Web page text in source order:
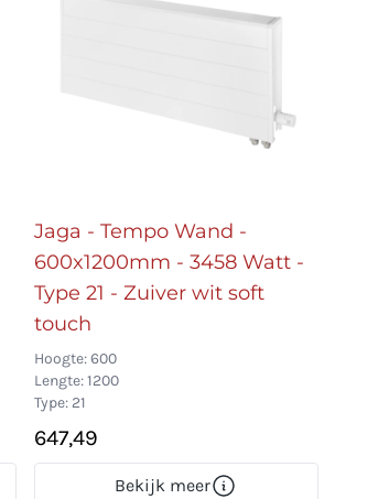
Jaga - Tempo Wand -
600x1200mm - 3458 Watt -
Type 21 - Zuiver wit soft
touch
Hoogte: 600
Lengte: 1200
Type: 21
647,49
Bekijk meer